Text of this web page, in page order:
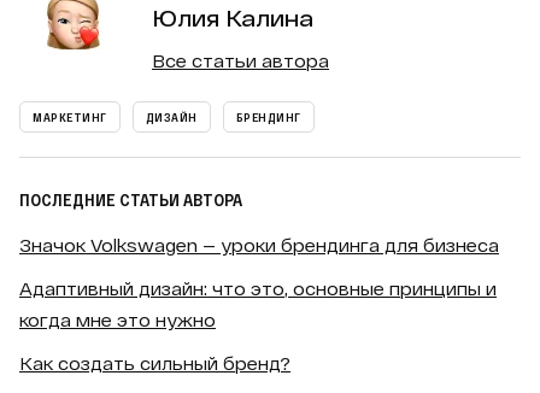
Юлия Калина
Все статьи автора
МАРКЕТИНГ ДИЗАЙН БРЕНДИНГ
ПОСЛЕДНИЕ СТАТЬИ АВТОРА
Значок Volkswagen — уроки брендинга для бизнеса
Адаптивный дизайн: что это, основные принципы и
когда мне это нужно
Как создать сильный бренд?